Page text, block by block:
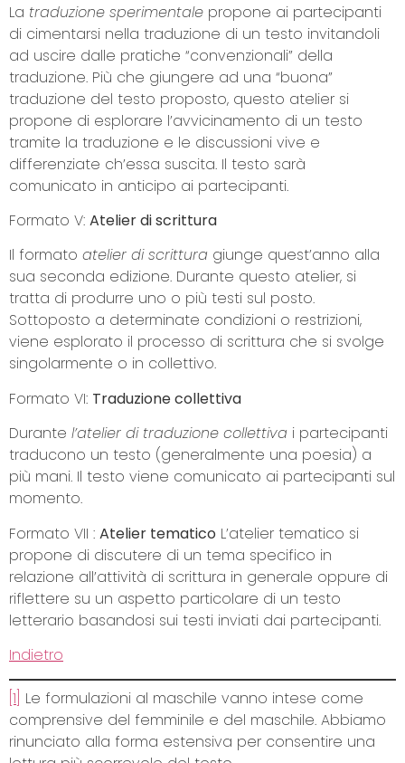
La traduzione sperimentale propone ai partecipanti
di cimentarsi nella traduzione di un testo invitandoli
ad uscire dalle pratiche “convenzionali” della
traduzione. Più che giungere ad una “buona”
traduzione del testo proposto, questo atelier si
propone di esplorare l’avvicinamento di un testo
tramite la traduzione e le discussioni vive e
differenziate ch’essa suscita. Il testo sarà
comunicato in anticipo ai partecipanti.
Formato V: Atelier di scrittura
Il formato atelier di scrittura giunge quest’anno alla
sua seconda edizione. Durante questo atelier, si
tratta di produrre uno o più testi sul posto.
Sottoposto a determinate condizioni o restrizioni,
viene esplorato il processo di scrittura che si svolge
singolarmente o in collettivo.
Formato VI: Traduzione collettiva
Durante l’atelier di traduzione collettiva i partecipanti
traducono un testo (generalmente una poesia) a
più mani. Il testo viene comunicato ai partecipanti sul
momento.
Formato VII : Atelier tematico L’atelier tematico si
propone di discutere di un tema specifico in
relazione all’attività di scrittura in generale oppure di
riflettere su un aspetto particolare di un testo
letterario basandosi sui testi inviati dai partecipanti.
Indietro
[1] Le formulazioni al maschile vanno intese come
comprensive del femminile e del maschile. Abbiamo
rinunciato alla forma estensiva per consentire una